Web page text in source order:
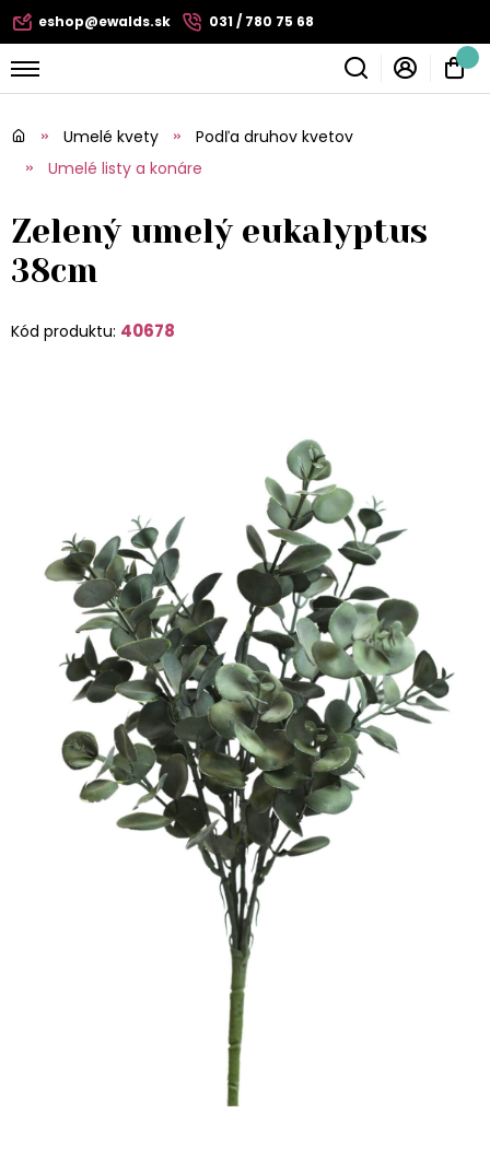
eshop@ewalds.sk 031 / 780 75 68
Umelé kvety
Podľa druhov kvetov
Umelé listy a konáre
Zelený umelý eukalyptus
38cm
Kód produktu: 40678